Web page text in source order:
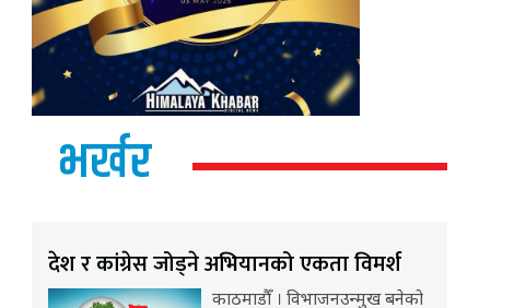
भर्खर
देश र कांग्रेस जोड्ने अभियानको एकता विमर्श
काठमाडौँ । विभाजनउन्मुख बनेको